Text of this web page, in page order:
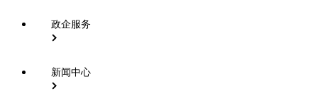
政企服务
新闻中心